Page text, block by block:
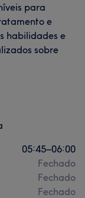
para
e
habilidades e
sobre
05:45–06:00
Fechado
Fechado
Fechado